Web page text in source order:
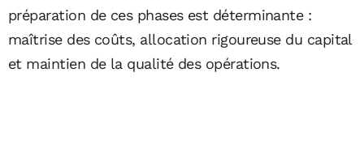
préparation de ces phases est déterminante :
maîtrise des coûts, allocation rigoureuse du capital
et maintien de la qualité des opérations.